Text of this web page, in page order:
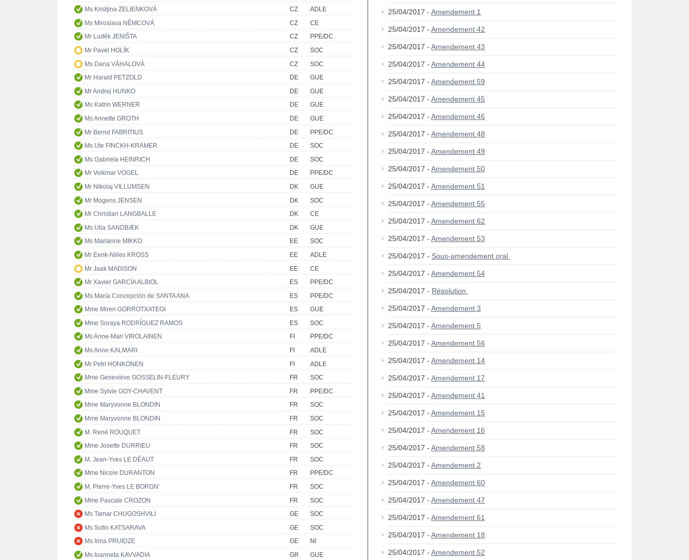
Ms Kristýna ZELIENKOVÁ
CZ
ADLE
Ms Miroslava NĚMCOVÁ
CZ
CE
Mr Luděk JENIŠTA
CZ
PPE/DC
Mr Pavel HOLÍK
CZ
SOC
Ms Dana VÁHALOVÁ
CZ
SOC
Mr Harald PETZOLD
DE
GUE
Mr Andrej HUNKO
DE
GUE
Ms Katrin WERNER
DE
GUE
Ms Annette GROTH
DE
GUE
Mr Bernd FABRITIUS
DE
PPE/DC
Ms Ute FINCKH-KRÄMER
DE
SOC
Ms Gabriela HEINRICH
DE
SOC
Mr Volkmar VOGEL
DE
PPE/DC
Mr Nikolaj VILLUMSEN
DK
GUE
Mr Mogens JENSEN
DK
SOC
Mr Christian LANGBALLE
DK
CE
Ms Ulla SANDBÆK
DK
GUE
Ms Marianne MIKKO
EE
SOC
Mr Eerik-Niiles KROSS
EE
ADLE
Mr Jaak MADISON
EE
CE
Mr Xavier GARCÍA ALBIOL
ES
PPE/DC
Ms María Concepción de SANTA ANA
ES
PPE/DC
Mme Miren GORROTXATEGI
ES
GUE
Mme Soraya RODRÍGUEZ RAMOS
ES
SOC
Ms Anne-Mari VIROLAINEN
FI
PPE/DC
Ms Anne KALMARI
FI
ADLE
Mr Petri HONKONEN
FI
ADLE
Mme Geneviève GOSSELIN-FLEURY
FR
SOC
Mme Sylvie GOY-CHAVENT
FR
PPE/DC
Mme Maryvonne BLONDIN
FR
SOC
Mme Maryvonne BLONDIN
FR
SOC
M. René ROUQUET
FR
SOC
Mme Josette DURRIEU
FR
SOC
M. Jean-Yves LE DÉAUT
FR
SOC
Mme Nicole DURANTON
FR
PPE/DC
M. Pierre-Yves LE BORGN'
FR
SOC
Mme Pascale CROZON
FR
SOC
Ms Tamar CHUGOSHVILI
GE
SOC
Ms Sofio KATSARAVA
GE
SOC
Ms Irina PRUIDZE
GE
NI
Ms Ioanneta KAVVADIA
GR
GUE
25/04/2017 - Amendement 1
25/04/2017 - Amendement 42
25/04/2017 - Amendement 43
25/04/2017 - Amendement 44
25/04/2017 - Amendement 59
25/04/2017 - Amendement 45
25/04/2017 - Amendement 46
25/04/2017 - Amendement 48
25/04/2017 - Amendement 49
25/04/2017 - Amendement 50
25/04/2017 - Amendement 51
25/04/2017 - Amendement 55
25/04/2017 - Amendement 62
25/04/2017 - Amendement 53
25/04/2017 - Sous-amendement oral
25/04/2017 - Amendement 54
25/04/2017 - Résolution
25/04/2017 - Amendement 3
25/04/2017 - Amendement 5
25/04/2017 - Amendement 56
25/04/2017 - Amendement 14
25/04/2017 - Amendement 17
25/04/2017 - Amendement 41
25/04/2017 - Amendement 15
25/04/2017 - Amendement 16
25/04/2017 - Amendement 58
25/04/2017 - Amendement 2
25/04/2017 - Amendement 60
25/04/2017 - Amendement 47
25/04/2017 - Amendement 61
25/04/2017 - Amendement 18
25/04/2017 - Amendement 52